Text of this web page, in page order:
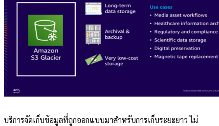
บริการจัดเก็บข้อมูลที่ถูกออกแบบมาสำหรับการเก็บระยะยาว ไม่